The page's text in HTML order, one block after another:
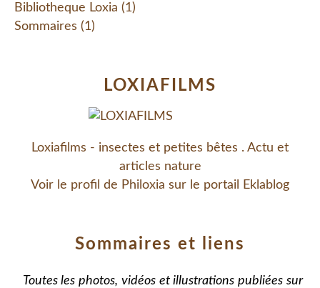
Bibliotheque Loxia (1)
Sommaires (1)
LOXIAFILMS
Loxiafilms - insectes et petites bêtes . Actu et
articles nature
Voir le profil de Philoxia sur le portail Eklablog
Sommaires et liens
Toutes les photos, vidéos et illustrations publiées sur